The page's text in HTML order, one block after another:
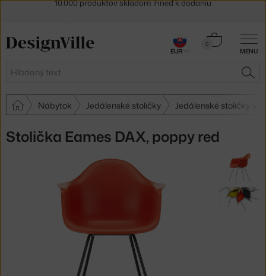
MENU
Hľadať
0
Košík
Nábytok Jedálenské stoličky Jedálenské stoličky
Stolička Eames DAX, poppy red
30 dní na vrátenie tovaru
EUR